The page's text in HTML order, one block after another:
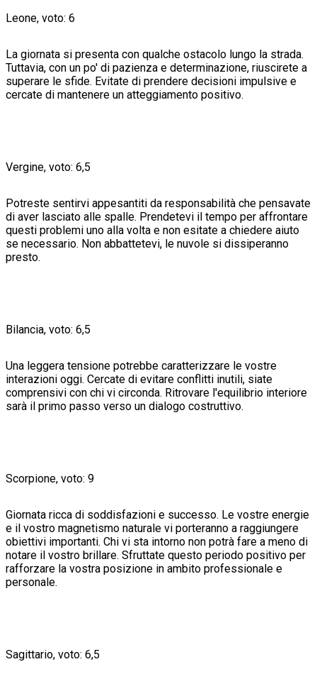
Leone, voto: 6
La giornata si presenta con qualche ostacolo lungo la strada.
Tuttavia, con un po' di pazienza e determinazione, riuscirete a
superare le sfide. Evitate di prendere decisioni impulsive e
cercate di mantenere un atteggiamento positivo.
Vergine, voto: 6,5
Potreste sentirvi appesantiti da responsabilità che pensavate
di aver lasciato alle spalle. Prendetevi il tempo per affrontare
questi problemi uno alla volta e non esitate a chiedere aiuto
se necessario. Non abbattetevi, le nuvole si dissiperanno
presto.
Bilancia, voto: 6,5
Una leggera tensione potrebbe caratterizzare le vostre
interazioni oggi. Cercate di evitare conflitti inutili, siate
comprensivi con chi vi circonda. Ritrovare l'equilibrio interiore
sarà il primo passo verso un dialogo costruttivo.
Scorpione, voto: 9
Giornata ricca di soddisfazioni e successo. Le vostre energie
e il vostro magnetismo naturale vi porteranno a raggiungere
obiettivi importanti. Chi vi sta intorno non potrà fare a meno di
notare il vostro brillare. Sfruttate questo periodo positivo per
rafforzare la vostra posizione in ambito professionale e
personale.
Sagittario, voto: 6,5